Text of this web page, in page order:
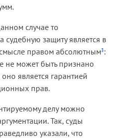
случае то
судебную защиту является в
правом абсолютным3:
не может быть признано
является гарантией
прав.
делу можно
Так, суды
указали, что